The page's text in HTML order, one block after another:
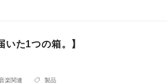
た1つの箱。】
楽関連 製品